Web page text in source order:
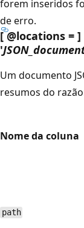
forem inseridos
de erro.
[ @locations = ]
'
Um documento
resumos do
Nome da coluna
path